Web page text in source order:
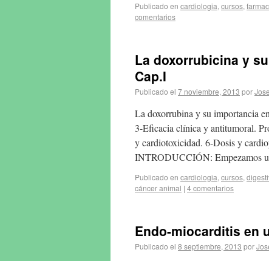
Publicado en cardiologia, cursos,
comentarios
La doxorrubicina y
Cap.I
Publicado el 7 noviembre, 2013 por
La doxorrubina y su importancia
3-Eficacia clínica y antitumoral.
y cardiotoxicidad. 6-Dosis y
INTRODUCCIÓN: Empezamos
Publicado en cardiologia, cursos,
cáncer animal | 4 comentarios
Endo-miocarditis en
Publicado el 8 septiembre, 2013 por